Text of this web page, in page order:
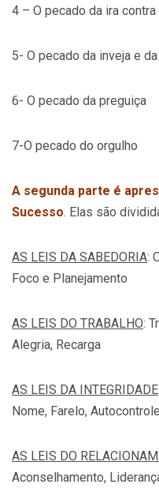
4 – O pecado da ira
5- O pecado da inveja e
6- O pecado da preguiça
7-O pecado do orgulho
A segunda parte é
Sucesso. Elas são
AS LEIS DA SABEDORIA:
Foco e Planejamento
AS LEIS DO TRABALHO:
Alegria, Recarga
AS LEIS DA INTEGRIDADE
Nome, Farelo, Autocontrole
AS LEIS DO
Aconselhamento,